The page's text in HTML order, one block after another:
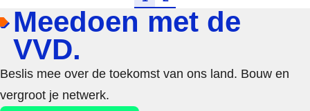
Meedoen met de
VVD.
Beslis mee over de toekomst van ons land. Bouw en
vergroot je netwerk.